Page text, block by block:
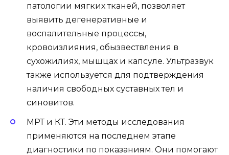
патологии мягких тканей, позволяет
выявить дегенеративные и
воспалительные процессы,
кровоизлияния, обызвествления в
сухожилиях, мышцах и капсуле. Ультразвук
также используется для подтверждения
наличия свободных суставных тел и
синовитов.
МРТ и КТ. Эти методы исследования
применяются на последнем этапе
диагностики по показаниям. Они помогают